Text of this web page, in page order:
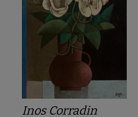
Inos Corradin